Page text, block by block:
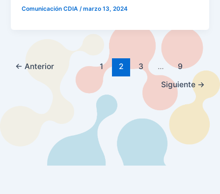
Comunicación CDIA/marzo 13, 2024
← Anterior 1 2 3 …
9
Siguiente →